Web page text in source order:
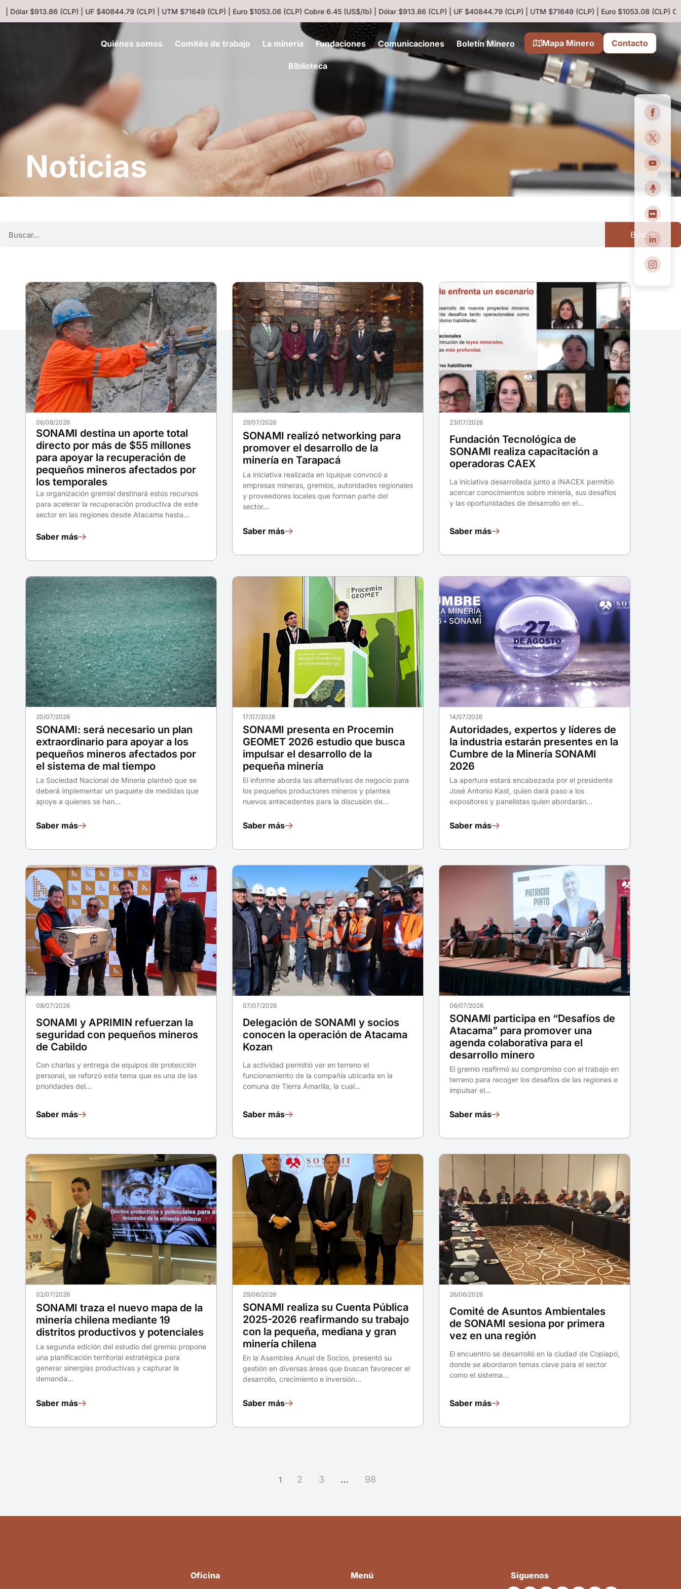
$913.86 (CLP) | UF $40844.79 (CLP) | UTM $71649 (CLP) | Euro $1053.08 (CLP)Cobre 6.45 (US$/lb) | Dólar $913.86 (CLP) | UF $40844.79 (CLP) | UTM $71649 (CLP) | Euro $1053.08 (CLP)Cobre
Quiénes somos Comités de trabajo La minería Fundaciones Comunicaciones Boletín Minero
Biblioteca
Mapa Minero Contacto
Noticias
Buscar
06/08/2026
SONAMI destina un aporte total
directo por más de $55 millones
para apoyar la recuperación de
pequeños mineros afectados por
los temporales
La organización gremial destinará estos recursos
para acelerar la recuperación productiva de este
sector en las regiones desde Atacama hasta…
Saber más
29/07/2026
SONAMI realizó networking para
promover el desarrollo de la
minería en Tarapacá
La iniciativa realizada en Iquique convocó a
empresas mineras, gremios, autoridades regionales
y proveedores locales que forman parte del
sector…
Saber más
23/07/2026
Fundación Tecnológica de
SONAMI realiza capacitación a
operadoras CAEX
La iniciativa desarrollada junto a INACEX permitió
acercar conocimientos sobre minería, sus desafíos
y las oportunidades de desarrollo en el…
Saber más
20/07/2026
SONAMI: será necesario un plan
extraordinario para apoyar a los
pequeños mineros afectados por
el sistema de mal tiempo
La Sociedad Nacional de Minería planteó que se
deberá implementar un paquete de medidas que
apoye a quienes se han…
Saber más
17/07/2026
SONAMI presenta en Procemin
GEOMET 2026 estudio que busca
impulsar el desarrollo de la
pequeña minería
El informe aborda las alternativas de negocio para
los pequeños productores mineros y plantea
nuevos antecedentes para la discusión de…
Saber más
14/07/2026
Autoridades, expertos y líderes de
la industria estarán presentes en la
Cumbre de la Minería SONAMI
2026
La apertura estará encabezada por el presidente
José Antonio Kast, quien dará paso a los
expositores y panelistas quien abordarán…
Saber más
08/07/2026
SONAMI y APRIMIN refuerzan la
seguridad con pequeños mineros
de Cabildo
Con charlas y entrega de equipos de protección
personal, se reforzó este tema que es una de las
prioridades del…
Saber más
07/07/2026
Delegación de SONAMI y socios
conocen la operación de Atacama
Kozan
La actividad permitió ver en terreno el
funcionamiento de la compañía ubicada en la
comuna de Tierra Amarilla, la cual…
Saber más
06/07/2026
SONAMI participa en “Desafíos de
Atacama” para promover una
agenda colaborativa para el
desarrollo minero
El gremio reafirmó su compromiso con el trabajo en
terreno para recoger los desafíos de las regiones e
impulsar el…
Saber más
02/07/2026
SONAMI traza el nuevo mapa de la
minería chilena mediante 19
distritos productivos y potenciales
La segunda edición del estudio del gremio propone
una planificación territorial estratégica para
generar sinergias productivas y capturar la
demanda…
Saber más
29/06/2026
SONAMI realiza su Cuenta Pública
2025-2026 reafirmando su trabajo
con la pequeña, mediana y gran
minería chilena
En la Asamblea Anual de Socios, presentó su
gestión en diversas áreas que buscan favorecer el
desarrollo, crecimiento e inversión…
Saber más
26/06/2026
Comité de Asuntos Ambientales
de SONAMI sesiona por primera
vez en una región
El encuentro se desarrolló en la ciudad de Copiapó,
donde se abordaron temas clave para el sector
como el sistema…
Saber más
1 2 3 … 98
Oficina Menú Síguenos